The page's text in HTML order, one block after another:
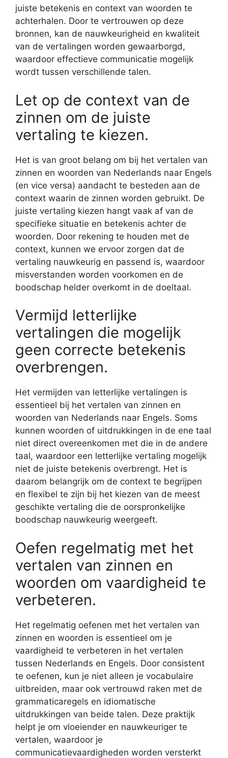
juiste betekenis en context van woorden te
achterhalen. Door te vertrouwen op deze
bronnen, kan de nauwkeurigheid en kwaliteit
van de vertalingen worden gewaarborgd,
waardoor effectieve communicatie mogelijk
wordt tussen verschillende talen.
Let op de context van de
zinnen om de juiste
vertaling te kiezen.
Het is van groot belang om bij het vertalen van
zinnen en woorden van Nederlands naar Engels
(en vice versa) aandacht te besteden aan de
context waarin de zinnen worden gebruikt. De
juiste vertaling kiezen hangt vaak af van de
specifieke situatie en betekenis achter de
woorden. Door rekening te houden met de
context, kunnen we ervoor zorgen dat de
vertaling nauwkeurig en passend is, waardoor
misverstanden worden voorkomen en de
boodschap helder overkomt in de doeltaal.
Vermijd letterlijke
vertalingen die mogelijk
geen correcte betekenis
overbrengen.
Het vermijden van letterlijke vertalingen is
essentieel bij het vertalen van zinnen en
woorden van Nederlands naar Engels. Soms
kunnen woorden of uitdrukkingen in de ene taal
niet direct overeenkomen met die in de andere
taal, waardoor een letterlijke vertaling mogelijk
niet de juiste betekenis overbrengt. Het is
daarom belangrijk om de context te begrijpen
en flexibel te zijn bij het kiezen van de meest
geschikte vertaling die de oorspronkelijke
boodschap nauwkeurig weergeeft.
Oefen regelmatig met het
vertalen van zinnen en
woorden om vaardigheid te
verbeteren.
Het regelmatig oefenen met het vertalen van
zinnen en woorden is essentieel om je
vaardigheid te verbeteren in het vertalen
tussen Nederlands en Engels. Door consistent
te oefenen, kun je niet alleen je vocabulaire
uitbreiden, maar ook vertrouwd raken met de
grammaticaregels en idiomatische
uitdrukkingen van beide talen. Deze praktijk
helpt je om vloeiender en nauwkeuriger te
vertalen, waardoor je
communicatievaardigheden worden versterkt